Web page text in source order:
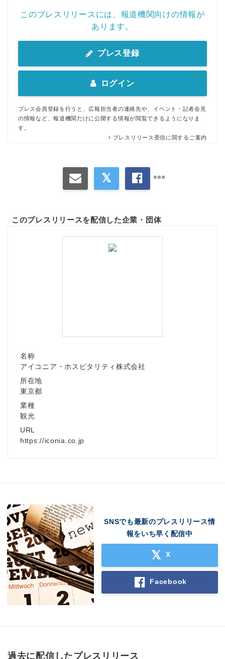
このプレスリリースには、報道機関向けの情報が
あります。
プレス登録
ログイン
プレス会員登録を行うと、広報担当者の連絡先や、イベント・記者会見
の情報など、報道機関だけに公開する情報が閲覧できるようになりま
す。
プレスリリース受信に関するご案内
このプレスリリースを配信した企業・団体
名称
アイコニア・ホスピタリティ株式会社
所在地
東京都
業種
観光
URL
https://iconia.co.jp
SNSでも最新のプレスリリース情
報をいち早く配信中
X
Facebook
過去に配信したプレスリリース